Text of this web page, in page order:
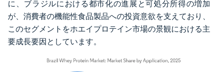
に、ブラジルにおける都市化の進展と可処分所得の増加
が、消費者の機能性食品製品への投資意欲を支えており、
このセグメントをホエイプロテイン市場の景観における主
要成長要因としています。